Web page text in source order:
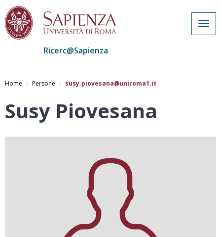
al
Ricerc@Sapienza
Home Persone susy.piovesana@uniroma1.it
Susy Piovesana